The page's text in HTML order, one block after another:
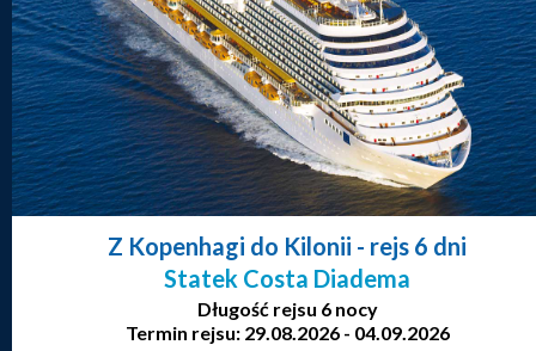
Z Kopenhagi do Kilonii - rejs 6 dni
Statek Costa Diadema
Długość rejsu 6 nocy
Termin rejsu: 29.08.2026 - 04.09.2026